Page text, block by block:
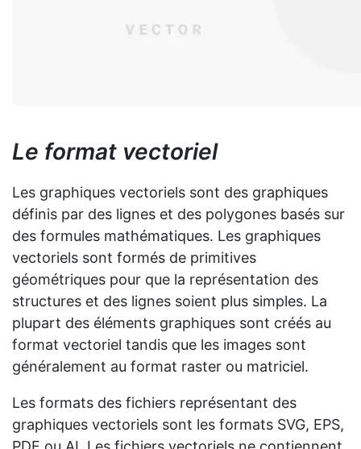
Le format vectoriel
Les graphiques vectoriels sont des graphiques
définis par des lignes et des polygones basés sur
des formules mathématiques. Les graphiques
vectoriels sont formés de primitives
géométriques pour que la représentation des
structures et des lignes soient plus simples. La
plupart des éléments graphiques sont créés au
format vectoriel tandis que les images sont
généralement au format raster ou matriciel.
Les formats des fichiers représentant des
graphiques vectoriels sont les formats SVG, EPS,